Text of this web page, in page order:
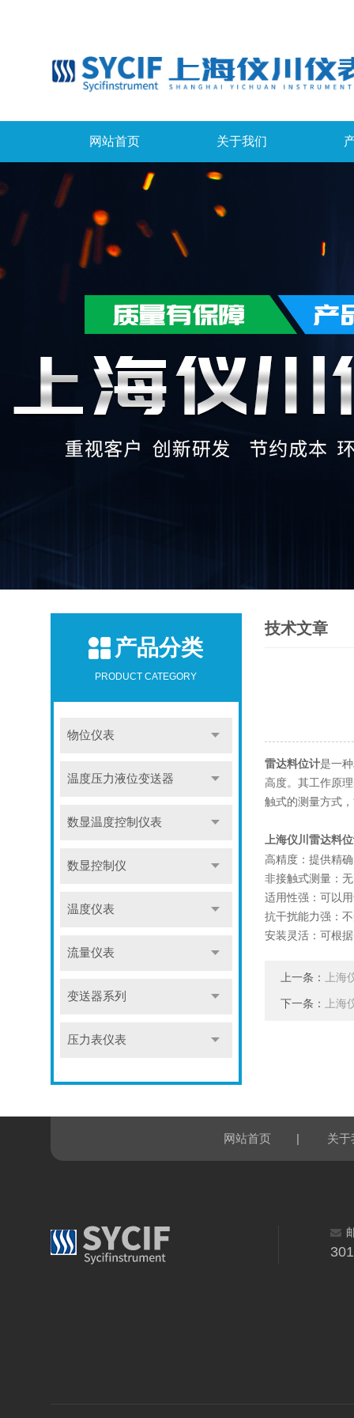
网站首页 关于我们
产品分类
PRODUCT CATEGORY
物位仪表
温度压力液位变送器
数显温度控制仪表
数显控制仪
温度仪表
流量仪表
变送器系列
压力表仪表
技术文章
雷达料位计是一
高度。其工作原
触式的测量方式
上海仪川雷达料
高精度：提供精
非接触式测量：
适用性强：可以
抗干扰能力强：
安装灵活：可根
上一条： 上海
下一条： 上海
网站首页 | 关于